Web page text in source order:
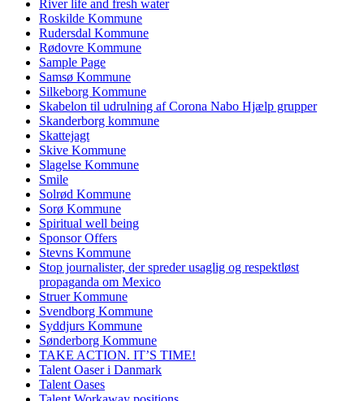
River life and fresh water
Roskilde Kommune
Rudersdal Kommune
Rødovre Kommune
Sample Page
Samsø Kommune
Silkeborg Kommune
Skabelon til udrulning af Corona Nabo Hjælp grupper
Skanderborg kommune
Skattejagt
Skive Kommune
Slagelse Kommune
Smile
Solrød Kommune
Sorø Kommune
Spiritual well being
Sponsor Offers
Stevns Kommune
Stop journalister, der spreder usaglig og respektløst
propaganda om Mexico
Struer Kommune
Svendborg Kommune
Syddjurs Kommune
Sønderborg Kommune
TAKE ACTION. IT’S TIME!
Talent Oaser i Danmark
Talent Oases